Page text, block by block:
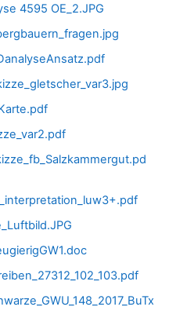
4595 OE_2.JPG